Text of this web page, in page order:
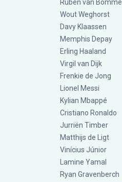
Ruben van Bommel
Wout Weghorst
Davy Klaassen
Memphis Depay
Erling Haaland
Virgil van Dijk
Frenkie de Jong
Lionel Messi
Kylian Mbappé
Cristiano Ronaldo
Jurriën Timber
Matthijs de Ligt
Vinícius Júnior
Lamine Yamal
Ryan Gravenberch